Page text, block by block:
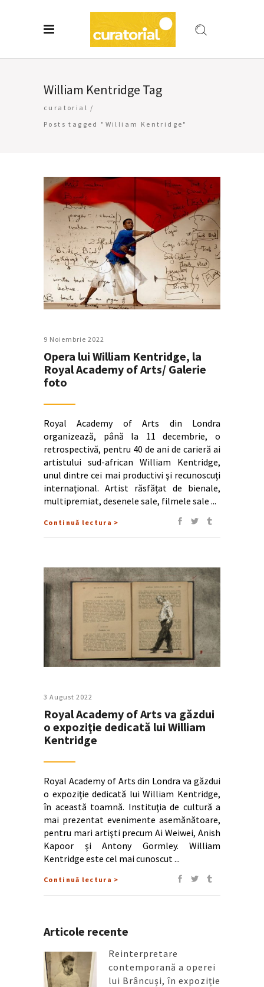
William Kentridge Tag
curatorial /
Posts tagged "William Kentridge"
9 Noiembrie 2022
Opera lui William Kentridge, la
Royal Academy of Arts/ Galerie
foto
Royal Academy of Arts din Londra
organizează, până la 11 decembrie, o
retrospectivă, pentru 40 de ani de carieră ai
artistului sud-african William Kentridge,
unul dintre cei mai productivi şi recunoscuţi
internaţional. Artist răsfățat de bienale,
multipremiat, desenele sale, filmele sale
Continuă lectura >
3 August 2022
Royal Academy of Arts va găzdui
o expoziţie dedicată lui William
Kentridge
Royal Academy of Arts din Londra va găzdui
o expoziţie dedicată lui William Kentridge,
în această toamnă. Instituţia de cultură a
mai prezentat evenimente asemănătoare,
pentru mari artişti precum Ai Weiwei, Anish
Kapoor şi Antony Gormley. William
Kentridge este cel mai cunoscut
Continuă lectura >
Articole recente
Reinterpretare
contemporană a operei
lui Brâncuși, în expoziție